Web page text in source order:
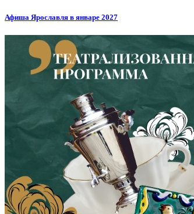
Афиша Ярославля в январе 2027